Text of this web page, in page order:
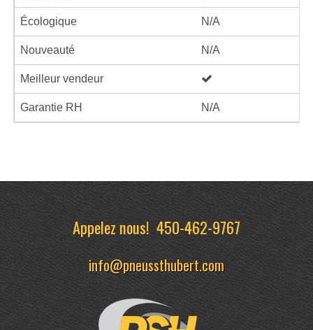
Écologique N/A
Nouveauté N/A
Meilleur vendeur
Garantie RH N/A
Appelez nous!450-462-9767
info@pneussthubert.com